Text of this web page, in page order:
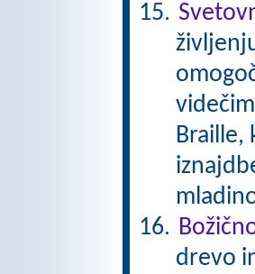
Braille,
drevo